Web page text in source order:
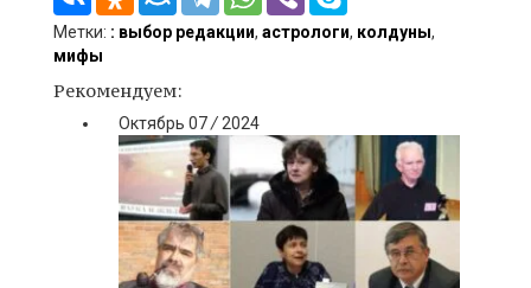
Метки: : выбор редакции, астрологи, колдуны,
мифы
Рекомендуем:
Октябрь 07/ 2024